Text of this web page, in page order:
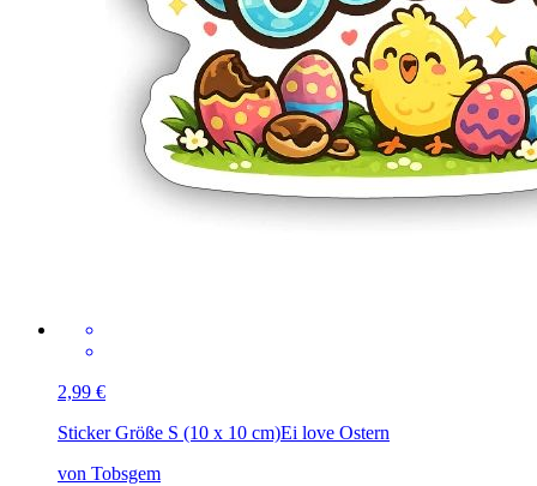
2,99 €
Sticker Größe S (10 x 10 cm)Ei love Ostern
von Tobsgem